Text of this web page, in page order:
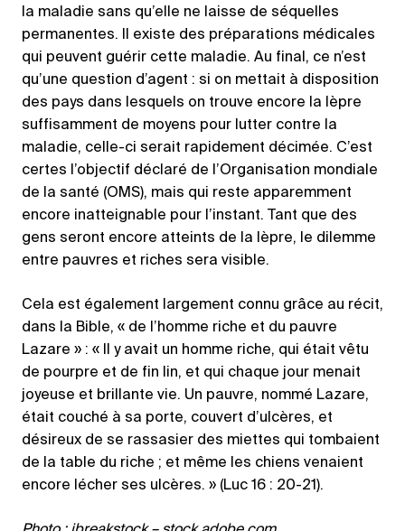
la maladie sans qu’elle ne laisse de séquelles
permanentes. Il existe des préparations médicales
qui peuvent guérir cette maladie. Au final, ce n’est
qu’une question d’agent : si on mettait à disposition
des pays dans lesquels on trouve encore la lèpre
suffisamment de moyens pour lutter contre la
maladie, celle-ci serait rapidement décimée. C’est
certes l’objectif déclaré de l’Organisation mondiale
de la santé (OMS), mais qui reste apparemment
encore inatteignable pour l’instant. Tant que des
gens seront encore atteints de la lèpre, le dilemme
entre pauvres et riches sera visible.
Cela est également largement connu grâce au récit,
dans la Bible, « de l’homme riche et du pauvre
Lazare » : « Il y avait un homme riche, qui était vêtu
de pourpre et de fin lin, et qui chaque jour menait
joyeuse et brillante vie. Un pauvre, nommé Lazare,
était couché à sa porte, couvert d’ulcères, et
désireux de se rassasier des miettes qui tombaient
de la table du riche ; et même les chiens venaient
encore lécher ses ulcères. » (Luc 16 : 20-21).